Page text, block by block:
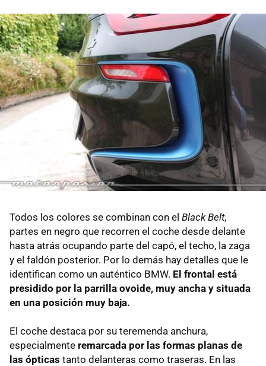
Todos los colores se combinan con el Black Belt,
partes en negro que recorren el coche desde delante
hasta atrás ocupando parte del capó, el techo, la zaga
y el faldón posterior. Por lo demás hay detalles que le
identifican como un auténtico BMW. El frontal está
presidido por la parrilla ovoide, muy ancha y situada
en una posición muy baja.
El coche destaca por su teremenda anchura,
especialmente remarcada por las formas planas de
las ópticas tanto delanteras como traseras. En las